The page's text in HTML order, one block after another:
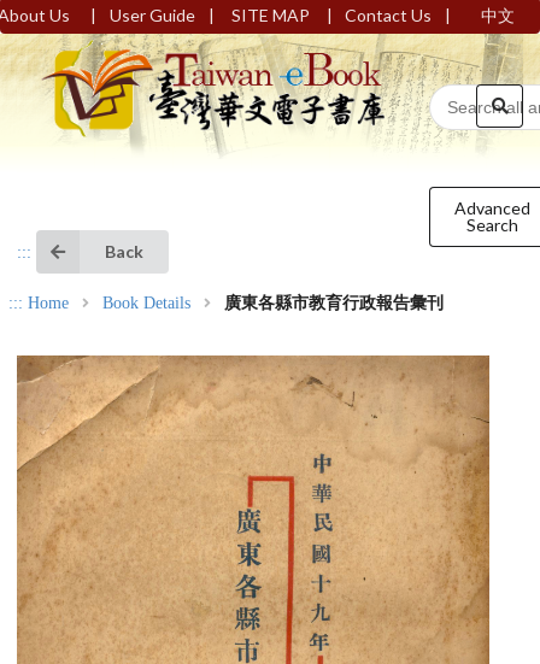
Us | User Guide | SITE MAP | Contact Us | 中文
Advanced
Search
::: Back
::: Home Book Details 廣東各縣市教育行政報告彙刊